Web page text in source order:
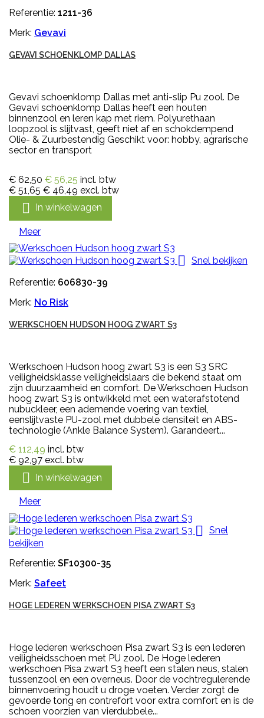
Referentie: 1211-36
Merk: Gevavi
GEVAVI SCHOENKLOMP DALLAS
Gevavi schoenklomp Dallas met anti-slip Pu zool. De
Gevavi schoenklomp Dallas heeft een houten
binnenzool en leren kap met riem. Polyurethaan
loopzool is slijtvast, geeft niet af en schokdempend
Olie- & Zuurbestendig Geschikt voor: hobby, agrarische
sector en transport
€ 62,50 € 56,25 incl. btw
€ 51,65 € 46,49 excl. btw
 In winkelwagen
Meer

Snel bekijken
Referentie: 606830-39
Merk: No Risk
WERKSCHOEN HUDSON HOOG ZWART S3
Werkschoen Hudson hoog zwart S3 is een S3 SRC
veiligheidsklasse veiligheidslaars die bekend staat om
zijn duurzaamheid en comfort. De Werkschoen Hudson
hoog zwart S3 is ontwikkeld met een waterafstotend
nubuckleer, een ademende voering van textiel,
eenslijtvaste PU-zool met dubbele densiteit en ABS-
technologie (Ankle Balance System). Garandeert...
€ 112,49 incl. btw
€ 92,97 excl. btw
 In winkelwagen
Meer

Snel
bekijken
Referentie: SF10300-35
Merk: Safeet
HOGE LEDEREN WERKSCHOEN PISA ZWART S3
Hoge lederen werkschoen Pisa zwart S3 is een lederen
veiligheidsschoen met PU zool. De Hoge lederen
werkschoen Pisa zwart S3 heeft een stalen neus, stalen
tussenzool en een overneus. Door de vochtregulerende
binnenvoering houdt u droge voeten. Verder zorgt de
gevoerde tong en contrefort voor extra comfort en is de
schoen voorzien van vierdubbele...